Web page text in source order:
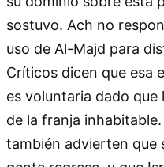
sostuvo. Ach no
uso de Al-Majd para
Críticos dicen que esa
es voluntaria dado
de la franja
también advierten que